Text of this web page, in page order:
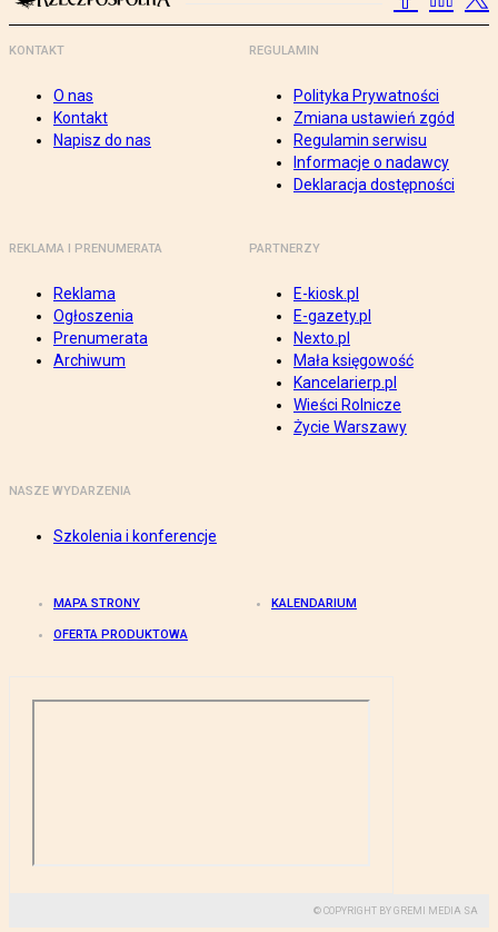
KONTAKT
O nas
Kontakt
Napisz do nas
REGULAMIN
Polityka Prywatności
Zmiana ustawień zgód
Regulamin serwisu
Informacje o nadawcy
Deklaracja dostępności
REKLAMA I PRENUMERATA
Reklama
Ogłoszenia
Prenumerata
Archiwum
PARTNERZY
E-kiosk.pl
E-gazety.pl
Nexto.pl
Mała księgowość
Kancelarierp.pl
Wieści Rolnicze
Życie Warszawy
NASZE WYDARZENIA
Szkolenia i konferencje
MAPA STRONY KALENDARIUM
OFERTA PRODUKTOWA
© COPYRIGHT BY GREMI MEDIA SA